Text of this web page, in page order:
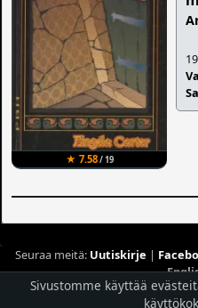
★ 7.58/ 19
Seuraa meitä: Uutiskirje |
Hostingpalvelun
Sivustomme käyttää